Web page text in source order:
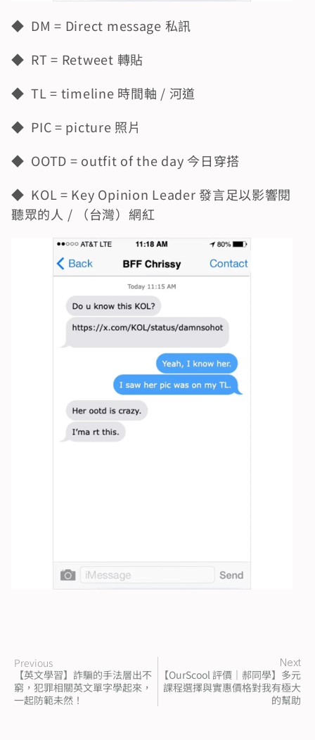
◆  DM = Direct message 私訊
◆  RT = Retweet 轉貼
◆  TL = timeline 時間軸 / 河道
◆  PIC = picture 照片
◆  OOTD = outfit of the day 今日穿搭
◆  KOL = Key Opinion Leader 發言足以影響閱
聽眾的人 / （台灣）網紅
Previous
【英文學習】詐騙的手法層出不
窮，犯罪相關英文單字學起來，
一起防範未然！
Next
【OurScool 評價｜郝同學】多元
課程選擇與實惠價格對我有極大
的幫助